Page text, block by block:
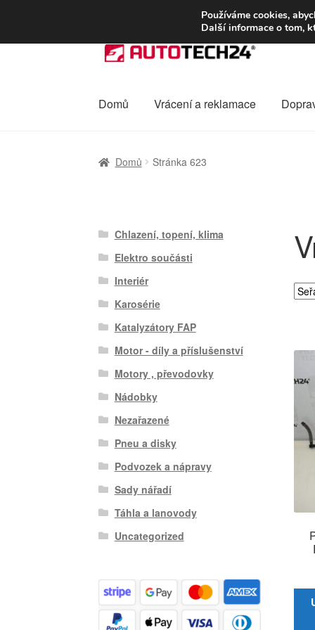
DOPRAVA od
Přeskočit
na
Přejít
webu
Domů Vrácení a reklamace
Domů Stránka 623
Chlazení, topení, klima
Elektro součásti
Interiér
Karosérie
Katalyzátory FAP
Motor - díly a příslušenství
Motory , převodovky
Nádobky
Nezařazené
Pneu a disky
Podvozek a nápravy
Sady nářadí
Táhla a lanovody
Uncategorized
Používáme cookies,
Další informace o tom,